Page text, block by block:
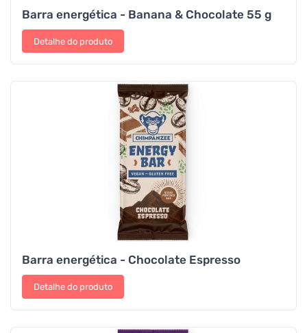
Barra energética - Banana & Chocolate 55 g
Detalhe do produto
Barra energética - Chocolate Espresso
Detalhe do produto